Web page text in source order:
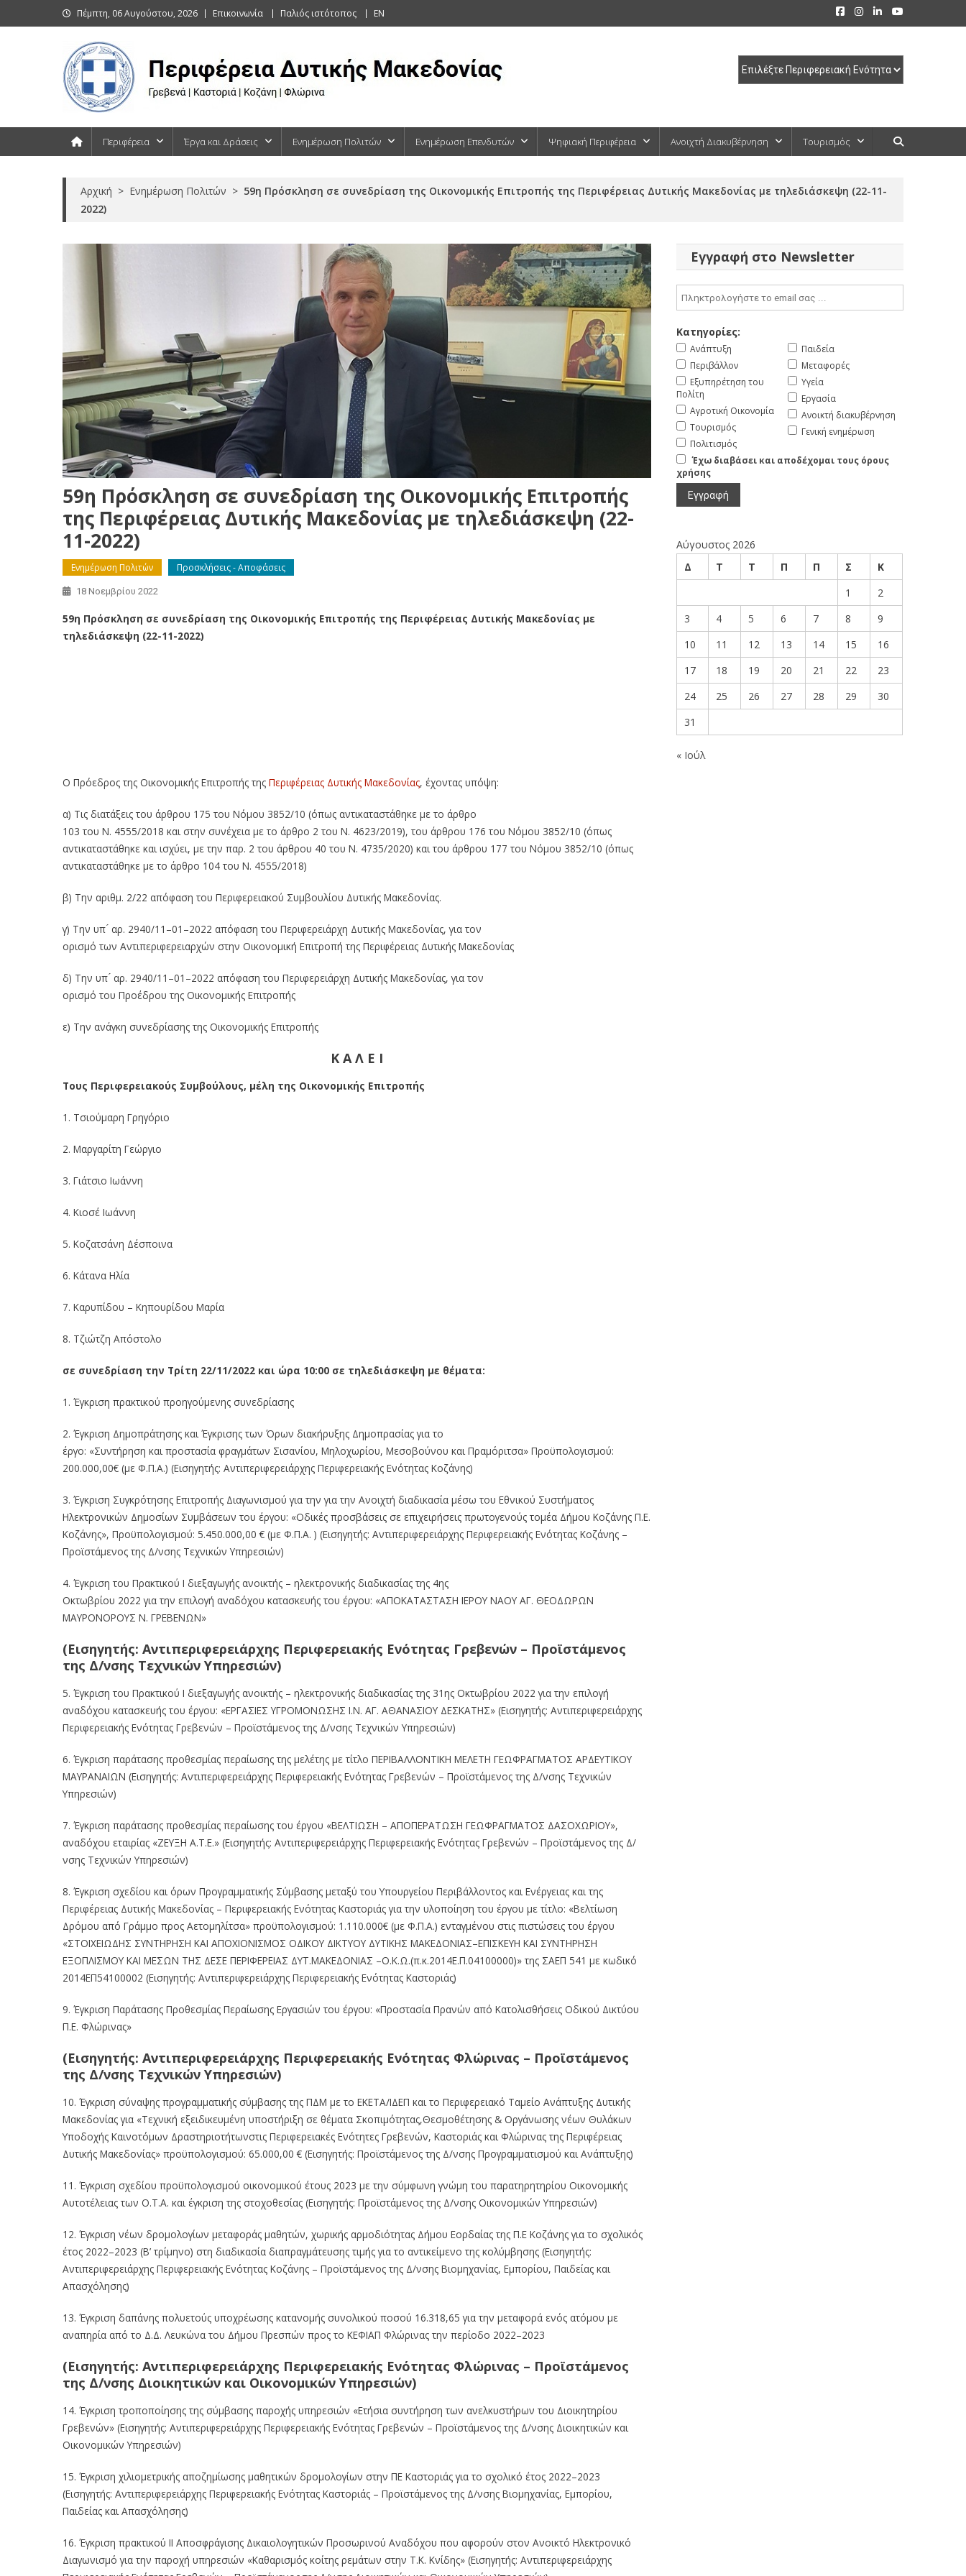
to
Πέμπτη, 06 Αυγούστου, 2026 Επικοινωνία Παλιός ιστότοπος EN
Περιφέρεια Έργα και Δράσεις Ενημέρωση Πολιτών Ενημέρωση Επενδυτών Ψηφιακή Περιφέρεια Ανοιχτή Διακυβέρνηση Τουρισμός
Αρχική > Ενημέρωση Πολιτών > 59η Πρόσκληση σε συνεδρίαση της Οικονομικής Επιτροπής της Περιφέρειας Δυτικής Μακεδονίας με τηλεδιάσκεψη (22-11-
2022)
59η Πρόσκληση σε συνεδρίαση της Οικονομικής Επιτροπής
της Περιφέρειας Δυτικής Μακεδονίας με τηλεδιάσκεψη (22-
11-2022)
Ενημέρωση Πολιτών Προσκλήσεις - Αποφάσεις
18 Νοεμβρίου 2022
59η Πρόσκληση σε συνεδρίαση της Οικονομικής Επιτροπής της Περιφέρειας Δυτικής Μακεδονίας με
τηλεδιάσκεψη (22-11-2022)
Ο Πρόεδρος της Οικονομικής Επιτροπής της Περιφέρειας Δυτικής Μακεδονίας, έχοντας υπόψη:
α) Τις διατάξεις του άρθρου 175 του Νόμου 3852/10 (όπως αντικαταστάθηκε με το άρθρο
103 του Ν. 4555/2018 και στην συνέχεια με το άρθρο 2 του Ν. 4623/2019), του άρθρου 176 του Νόμου 3852/10 (όπως
αντικαταστάθηκε και ισχύει, με την παρ. 2 του άρθρου 40 του Ν. 4735/2020) και του άρθρου 177 του Νόμου 3852/10 (όπως
αντικαταστάθηκε με το άρθρο 104 του Ν. 4555/2018)
β) Την αριθμ. 2/22 απόφαση του Περιφερειακού Συμβουλίου Δυτικής Μακεδονίας.
γ) Την υπ ́ αρ. 2940/11 –01 –2022 απόφαση του Περιφερειάρχη Δυτικής Μακεδονίας, για τον
ορισμό των Αντιπεριφερειαρχών στην Οικονομική Επιτροπή της Περιφέρειας Δυτικής Μακεδονίας
δ) Την υπ ́ αρ. 2940/11 –01 –2022 απόφαση του Περιφερειάρχη Δυτικής Μακεδονίας, για τον
ορισμό του Προέδρου της Οικονομικής Επιτροπής
ε) Την ανάγκη συνεδρίασης της Οικονομικής Επιτροπής
Κ Α Λ Ε Ι
Τους Περιφερειακούς Συμβούλους, μέλη της Οικονομικής Επιτροπής
1. Τσιούμαρη Γρηγόριο
2. Μαργαρίτη Γεώργιο
3. Γιάτσιο Ιωάννη
4. Κιοσέ Ιωάννη
5. Κοζατσάνη Δέσποινα
6. Κάτανα Ηλία
7. Καρυπίδου – Κηπουρίδου Μαρία
8. Τζιώτζη Απόστολο
σε συνεδρίαση την Τρίτη 22/11/2022 και ώρα 10:00 σε τηλεδιάσκεψη με θέματα:
1. Έγκριση πρακτικού προηγούμενης συνεδρίασης
2. Έγκριση Δημοπράτησης και Έγκρισης των Όρων διακήρυξης Δημοπρασίας για το
έργο: «Συντήρηση και προστασία φραγμάτων Σισανίου, Μηλοχωρίου, Μεσοβούνου και Πραμόριτσα» Προϋπολογισμού:
200.000,00€ (με Φ.Π.Α.) (Εισηγητής: Αντιπεριφερειάρχης Περιφερειακής Ενότητας Κοζάνης)
3. Έγκριση Συγκρότησης Επιτροπής Διαγωνισμού για την για την Ανοιχτή διαδικασία μέσω του Εθνικού Συστήματος
Ηλεκτρονικών Δημοσίων Συμβάσεων του έργου: «Οδικές προσβάσεις σε επιχειρήσεις πρωτογενούς τομέα Δήμου Κοζάνης Π.Ε.
Κοζάνης», Προϋπολογισμού: 5.450.000,00 € (με Φ.Π.Α. ) (Εισηγητής: Αντιπεριφερειάρχης Περιφερειακής Ενότητας Κοζάνης –
Προϊστάμενος της Δ/νσης Τεχνικών Υπηρεσιών)
4. Έγκριση του Πρακτικού Ι διεξαγωγής ανοικτής – ηλεκτρονικής διαδικασίας της 4ης
Οκτωβρίου 2022 για την επιλογή αναδόχου κατασκευής του έργου: «ΑΠΟΚΑΤΑΣΤΑΣΗ ΙΕΡΟΥ ΝΑΟΥ ΑΓ. ΘΕΟΔΩΡΩΝ
ΜΑΥΡΟΝΟΡΟΥΣ Ν. ΓΡΕΒΕΝΩΝ»
(Εισηγητής: Αντιπεριφερειάρχης Περιφερειακής Ενότητας Γρεβενών – Προϊστάμενος
της Δ/νσης Τεχνικών Υπηρεσιών)
5. Έγκριση του Πρακτικού Ι διεξαγωγής ανοικτής – ηλεκτρονικής διαδικασίας της 31ης Οκτωβρίου 2022 για την επιλογή
αναδόχου κατασκευής του έργου: «ΕΡΓΑΣΙΕΣ ΥΓΡΟΜΟΝΩΣΗΣ Ι.Ν. ΑΓ. ΑΘΑΝΑΣΙΟΥ ΔΕΣΚΑΤΗΣ» (Εισηγητής: Αντιπεριφερειάρχης
Περιφερειακής Ενότητας Γρεβενών – Προϊστάμενος της Δ/νσης Τεχνικών Υπηρεσιών)
6. Έγκριση παράτασης προθεσμίας περαίωσης της μελέτης με τίτλο ΠΕΡΙΒΑΛΛΟΝΤΙΚΗ ΜΕΛΕΤΗ ΓΕΩΦΡΑΓΜΑΤΟΣ ΑΡΔΕΥΤΙΚΟΥ
ΜΑΥΡΑΝΑΙΩΝ (Εισηγητής: Αντιπεριφερειάρχης Περιφερειακής Ενότητας Γρεβενών – Προϊστάμενος της Δ/νσης Τεχνικών
Υπηρεσιών)
7. Έγκριση παράτασης προθεσμίας περαίωσης του έργου «ΒΕΛΤΙΩΣΗ – ΑΠΟΠΕΡΑΤΩΣΗ ΓΕΩΦΡΑΓΜΑΤΟΣ ΔΑΣΟΧΩΡΙΟΥ»,
αναδόχου εταιρίας «ΖΕΥΞΗ Α.Τ.Ε.» (Εισηγητής: Αντιπεριφερειάρχης Περιφερειακής Ενότητας Γρεβενών – Προϊστάμενος της Δ/
νσης Τεχνικών Υπηρεσιών)
8. Έγκριση σχεδίου και όρων Προγραμματικής Σύμβασης μεταξύ του Υπουργείου Περιβάλλοντος και Ενέργειας και της
Περιφέρειας Δυτικής Μακεδονίας – Περιφερειακής Ενότητας Καστοριάς για την υλοποίηση του έργου με τίτλο: «Βελτίωση
Δρόμου από Γράμμο προς Αετομηλίτσα» προϋπολογισμού: 1.110.000€ (με Φ.Π.Α.) ενταγμένου στις πιστώσεις του έργου
«ΣΤΟΙΧΕΙΩΔΗΣ ΣΥΝΤΗΡΗΣΗ ΚΑΙ ΑΠΟΧΙΟΝΙΣΜΟΣ ΟΔΙΚΟΥ ΔΙΚΤΥΟΥ ΔΥΤΙΚΗΣ ΜΑΚΕΔΟΝΙΑΣ–ΕΠΙΣΚΕΥΗ ΚΑΙ ΣΥΝΤΗΡΗΣΗ
ΕΞΟΠΛΙΣΜΟΥ ΚΑΙ ΜΕΣΩΝ ΤΗΣ ΔΕΣΕ ΠΕΡΙΦΕΡΕΙΑΣ ΔΥΤ.ΜΑΚΕΔΟΝΙΑΣ –Ο.Κ.Ω.(π.κ.2014Ε.Π.04100000)» της ΣΑΕΠ 541 με κωδικό
2014ΕΠ54100002 (Εισηγητής: Αντιπεριφερειάρχης Περιφερειακής Ενότητας Καστοριάς)
9. Έγκριση Παράτασης Προθεσμίας Περαίωσης Εργασιών του έργου: «Προστασία Πρανών από Κατολισθήσεις Οδικού Δικτύου
Π.Ε. Φλώρινας»
(Εισηγητής: Αντιπεριφερειάρχης Περιφερειακής Ενότητας Φλώρινας – Προϊστάμενος
της Δ/νσης Τεχνικών Υπηρεσιών)
10. Έγκριση σύναψης προγραμματικής σύμβασης της ΠΔΜ με το ΕΚΕΤΑ/ΙΔΕΠ και το Περιφερειακό Ταμείο Ανάπτυξης Δυτικής
Μακεδονίας για «Τεχνική εξειδικευμένη υποστήριξη σε θέματα Σκοπιμότητας,Θεσμοθέτησης & Οργάνωσης νέων Θυλάκων
Υποδοχής Καινοτόμων Δραστηριοτήτωνστις Περιφερειακές Ενότητες Γρεβενών, Καστοριάς και Φλώρινας της Περιφέρειας
Δυτικής Μακεδονίας» προϋπολογισμού: 65.000,00 € (Εισηγητής: Προϊστάμενος της Δ/νσης Προγραμματισμού και Ανάπτυξης)
11. Έγκριση σχεδίου προϋπολογισμού οικονομικού έτους 2023 με την σύμφωνη γνώμη του παρατηρητηρίου Οικονομικής
Αυτοτέλειας των Ο.Τ.Α. και έγκριση της στοχοθεσίας (Εισηγητής: Προϊστάμενος της Δ/νσης Οικονομικών Υπηρεσιών)
12. Έγκριση νέων δρομολογίων μεταφοράς μαθητών, χωρικής αρμοδιότητας Δήμου Εορδαίας της Π.Ε Κοζάνης για το σχολικός
έτος 2022–2023 (Β’ τρίμηνο) στη διαδικασία διαπραγμάτευσης τιμής για το αντικείμενο της κολύμβησης (Εισηγητής:
Αντιπεριφερειάρχης Περιφερειακής Ενότητας Κοζάνης – Προϊστάμενος της Δ/νσης Βιομηχανίας, Εμπορίου, Παιδείας και
Απασχόλησης)
13. Έγκριση δαπάνης πολυετούς υποχρέωσης κατανομής συνολικού ποσού 16.318,65 για την μεταφορά ενός ατόμου με
αναπηρία από το Δ.Δ. Λευκώνα του Δήμου Πρεσπών προς το ΚΕΦΙΑΠ Φλώρινας την περίοδο 2022–2023
(Εισηγητής: Αντιπεριφερειάρχης Περιφερειακής Ενότητας Φλώρινας – Προϊστάμενος
της Δ/νσης Διοικητικών και Οικονομικών Υπηρεσιών)
14. Έγκριση τροποποίησης της σύμβασης παροχής υπηρεσιών «Ετήσια συντήρηση των ανελκυστήρων του Διοικητηρίου
Γρεβενών» (Εισηγητής: Αντιπεριφερειάρχης Περιφερειακής Ενότητας Γρεβενών – Προϊστάμενος της Δ/νσης Διοικητικών και
Οικονομικών Υπηρεσιών)
15. Έγκριση χιλιομετρικής αποζημίωσης μαθητικών δρομολογίων στην ΠΕ Καστοριάς για το σχολικό έτος 2022–2023
(Εισηγητής: Αντιπεριφερειάρχης Περιφερειακής Ενότητας Καστοριάς – Προϊστάμενος της Δ/νσης Βιομηχανίας, Εμπορίου,
Παιδείας και Απασχόλησης)
16. Έγκριση πρακτικού II Αποσφράγισης Δικαιολογητικών Προσωρινού Αναδόχου που αφορούν στον Ανοικτό Ηλεκτρονικό
Διαγωνισμό για την παροχή υπηρεσιών «Καθαρισμός κοίτης ρεμάτων στην Τ.Κ. Κνίδης» (Εισηγητής: Αντιπεριφερειάρχης
Εγγραφή στο Newsletter
Κατηγορίες:
Ανάπτυξη
Περιβάλλον
Εξυπηρέτηση του
Πολίτη
Αγροτική Οικονομία
Τουρισμός
Πολιτισμός
Παιδεία
Μεταφορές
Υγεία
Εργασία
Ανοικτή διακυβέρνηση
Γενική ενημέρωση
Έχω διαβάσει και αποδέχομαι τους όρους
χρήσης
Αύγουστος 2026
Δ
Τ Τ Π Π Σ
Κ
1
2
3
4 5 6 7 8
9
10
11 12 13 14 15
16
17
18 19 20 21 22
23
24
25 26 27 28 29
30
31
« Ιούλ